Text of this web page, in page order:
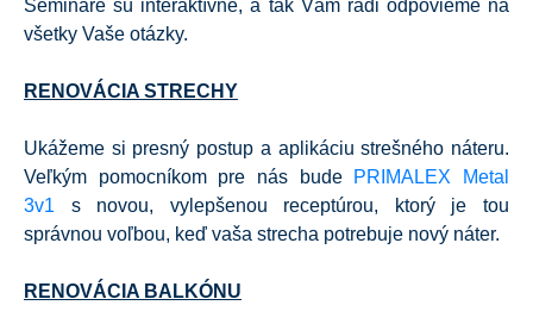
Semináre sú interaktívne, a tak Vám radi odpovieme na
všetky Vaše otázky.
RENOVÁCIA STRECHY
Ukážeme si presný postup a aplikáciu strešného náteru.
Veľkým pomocníkom pre nás bude PRIMALEX Metal
3v1 s novou, vylepšenou receptúrou, ktorý je tou
správnou voľbou, keď vaša strecha potrebuje nový náter.
RENOVÁCIA BALKÓNU